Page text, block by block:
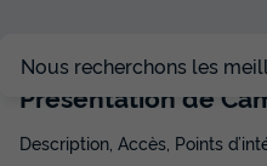
Meilleur prix pour 7 nuits
Modifier les dates
Nous recherchons les
Présentation de
Description, Accès, Points